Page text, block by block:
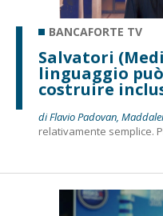
BANCAFORTE TV
Salvatori
linguaggio
costruire
di Flavio Padovan,
relativamente semplice.